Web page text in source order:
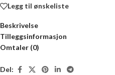
Legg til ønskeliste
Beskrivelse
Tilleggsinformasjon
Omtaler (0)
Del: